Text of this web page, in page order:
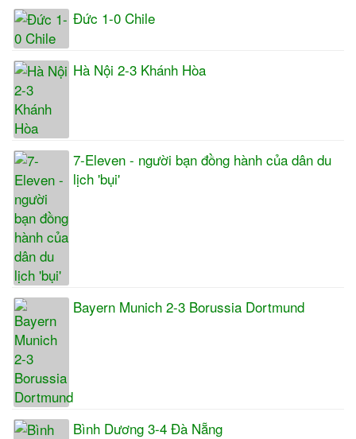
Đức 1-0 Chile
Hà Nội 2-3 Khánh Hòa
7-Eleven - người bạn đồng hành của dân du
lịch 'bụi'
Bayern Munich 2-3 Borussia Dortmund
Bình Dương 3-4 Đà Nẵng